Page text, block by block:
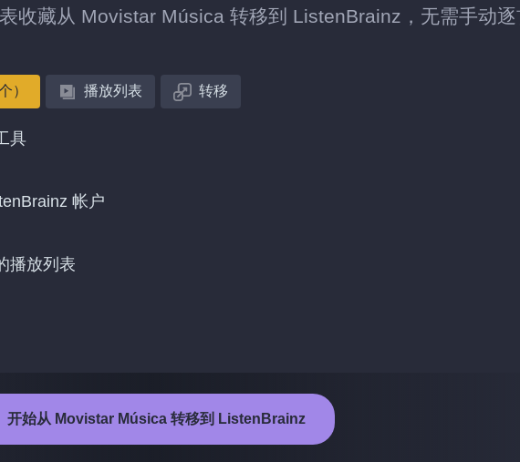
收藏从 Movistar Música 转移到 ListenBrainz，无需手动逐
） 播放列表 转移
具
帐户
播放列表
开始从 Movistar Música 转移到 ListenBrainz